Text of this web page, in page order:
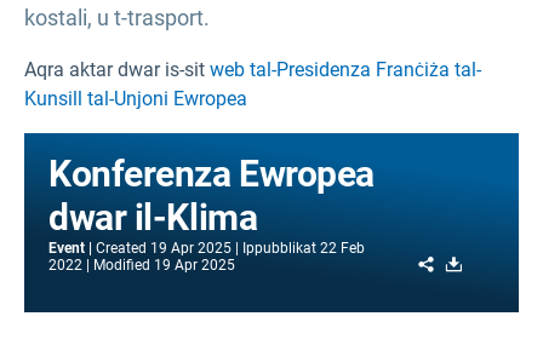
kostali, u t-trasport.
Aqra aktar dwar is-sit web tal-Presidenza Franċiża tal-
Kunsill tal-Unjoni Ewropea
Konferenza Ewropea
dwar il-Klima
Event Created 19 Apr 2025 Ippubblikat 22 Feb
2022
Modified 19 Apr 2025 Share